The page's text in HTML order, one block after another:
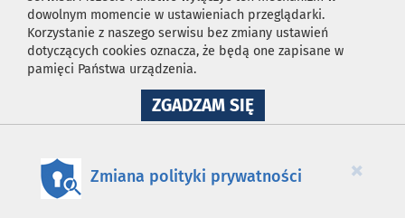
dowolnym momencie w ustawieniach przeglądarki.
Korzystanie z naszego serwisu bez zmiany ustawień
dotyczących cookies oznacza, że będą one zapisane w
pamięci Państwa urządzenia.
ZGADZAM SIĘNA
WYKORZYSTANIE
×
Zmiana polityki prywatności